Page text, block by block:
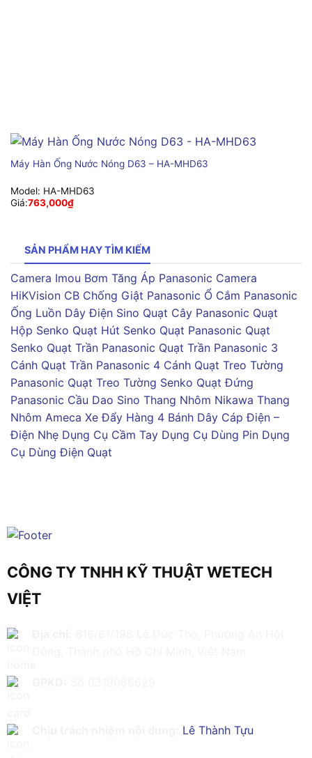
Máy Hàn Ống Nước Nóng D63 – HA-MHD63
Model: HA-MHD63
Giá:763,000₫
SẢN PHẨM HAY TÌM KIẾM
Camera Imou Bơm Tăng Áp Panasonic Camera
HiKVision CB Chống Giật Panasonic Ổ Cắm Panasonic
Ống Luồn Dây Điện Sino Quạt Cây Panasonic Quạt
Hộp Senko Quạt Hút Senko Quạt Panasonic Quạt
Senko Quạt Trần Panasonic Quạt Trần Panasonic 3
Cánh Quạt Trần Panasonic 4 Cánh Quạt Treo Tường
Panasonic Quạt Treo Tường Senko Quạt Đứng
Panasonic Cầu Dao Sino Thang Nhôm Nikawa Thang
Nhôm Ameca Xe Đẩy Hàng 4 Bánh Dây Cáp Điện –
Điện Nhẹ Dụng Cụ Cầm Tay Dụng Cụ Dùng Pin Dụng
Cụ Dùng Điện Quạt
CÔNG TY TNHH KỸ THUẬT WETECH
VIỆT
Lê Thành Tựu